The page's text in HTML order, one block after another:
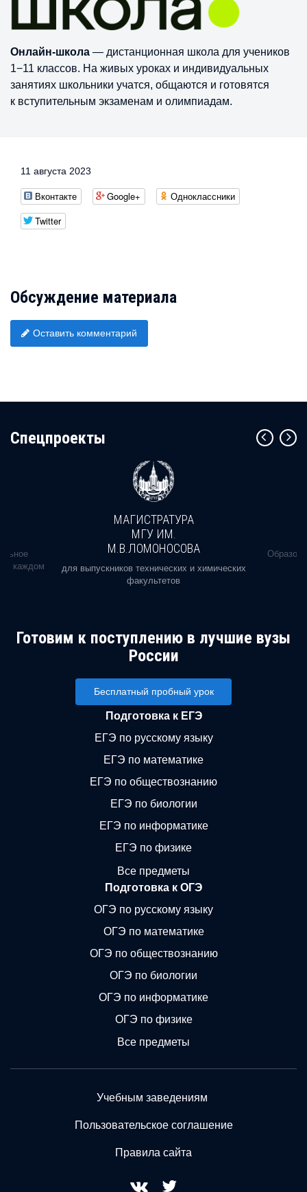
Онлайн-школа — дистанционная школа для учеников
1−11 классов. На живых уроках и индивидуальных
занятиях школьники учатся, общаются и готовятся
к вступительным экзаменам и олимпиадам.
11 августа 2023
Вконтакте Google+
Одноклассники
Twitter
Обсуждение материала
Оставить комментарий
Cпецпроекты
в каждом
МАГИСТРАТУРА
МГУ ИМ.
М.В.ЛОМОНОСОВА
для выпускников технических и химических
факультетов
Готовим к поступлению в лучшие вузы
России
Бесплатный пробный урок
Подготовка к ЕГЭ
ЕГЭ по русскому языку
ЕГЭ по математике
ЕГЭ по обществознанию
ЕГЭ по биологии
ЕГЭ по информатике
ЕГЭ по физике
Все предметы
Подготовка к ОГЭ
ОГЭ по русскому языку
ОГЭ по математике
ОГЭ по обществознанию
ОГЭ по биологии
ОГЭ по информатике
ОГЭ по физике
Все предметы
Учебным заведениям
Пользовательское соглашение
Правила сайта